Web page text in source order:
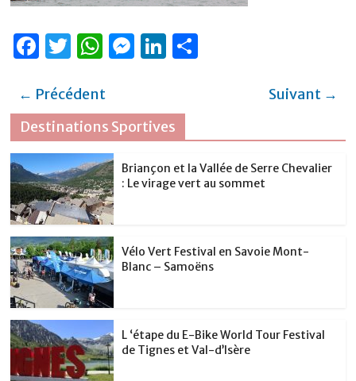
F
c
e
b
o
o
k
T
it
te
r
W
at
s
A
p
p
M
e
n
g
Li
e
dI
n
er
← Précédent
Suivant →
Destinations Sportives
Briançon et la Vallée de Serre Chevalier
: Le virage vert au sommet
Vélo Vert Festival en Savoie Mont-
Blanc – Samoëns
L ‘étape du E-Bike World Tour Festival
de Tignes et Val-d’Isère